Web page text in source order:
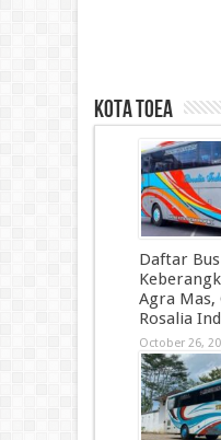
kota toea
Daftar Bus
Agra Mas,
Rosalia
October 26,